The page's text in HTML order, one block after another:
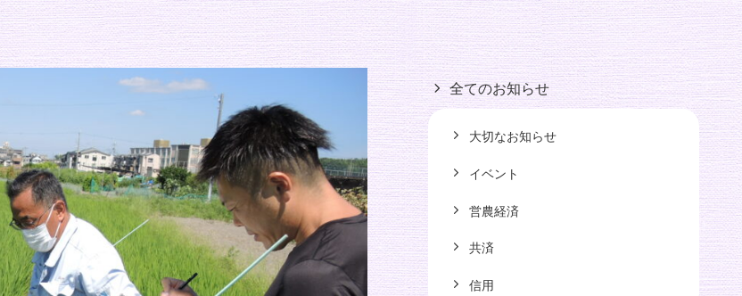
全てのお知らせ
大切なお知らせ
イベント
営農経済
共済
信用